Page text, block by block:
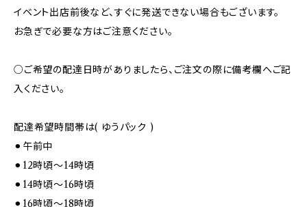
イベント出店前後など、すぐに発送できない場合もございます。
お急ぎで必要な方はご注意ください。
○ご希望の配達日時がありましたら、ご注文の際に備考欄へご記
入ください。
配達希望時間帯は( ゆうパック )
⚫︎午前中
⚫︎12時頃～14時頃
⚫︎14時頃～16時頃
⚫︎16時頃～18時頃